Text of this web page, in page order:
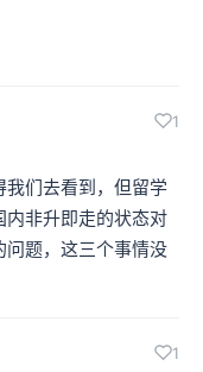
1
我们去看到，但留学
内非升即走的状态对
问题，这三个事情没
1